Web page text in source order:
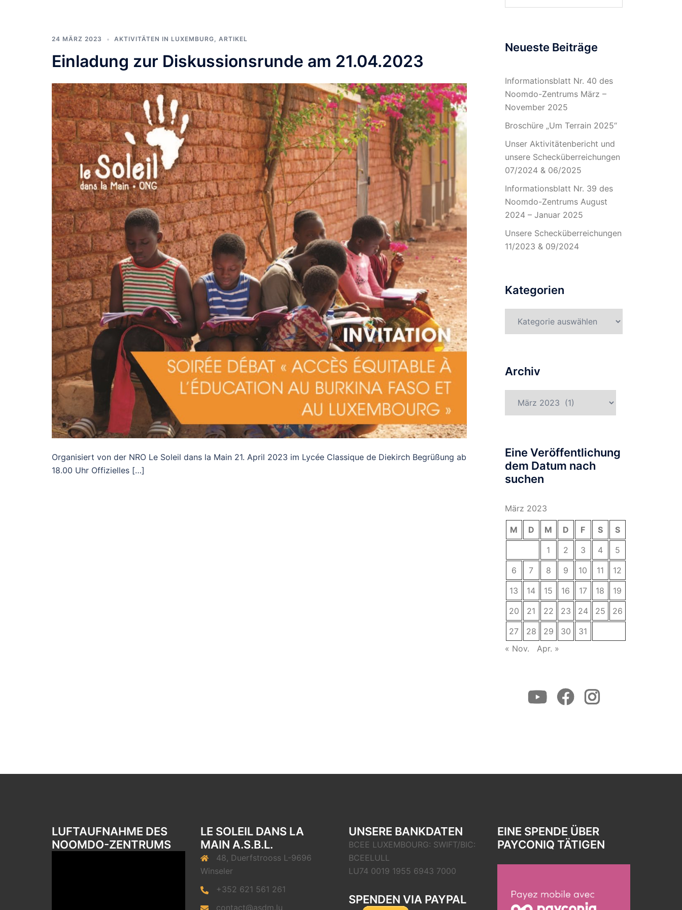
24 MÄRZ 2023 AKTIVITÄTEN IN LUXEMBURG, ARTIKEL
Einladung zur Diskussionsrunde am 21.04.2023
Organisiert von der NRO Le Soleil dans la Main 21. April 2023 im Lycée Classique de Diekirch Begrüßung ab
18.00 Uhr Offizielles […]
Neueste Beiträge
Informationsblatt Nr. 40 des
Noomdo-Zentrums März –
November 2025
Broschüre „Um Terrain 2025“
Unser Aktivitätenbericht und
unsere Schecküberreichungen
07/2024 & 06/2025
Informationsblatt Nr. 39 des
Noomdo-Zentrums August
2024 – Januar 2025
Unsere Schecküberreichungen
11/2023 & 09/2024
Kategorien
Archiv
Eine Veröffentlichung
dem Datum nach
suchen
März 2023
M D M D F S
S
1
2 3 4
5
6
7 8 9 10 11
12
13
14 15 16 17 18
19
20
21 22 23 24 25
26
27
28 29 30
31
« Nov.
Apr. »
YoutubeFacebookInstagram
LUFTAUFNAHME DES
NOOMDO-ZENTRUMS
LE SOLEIL DANS LA
MAIN A.S.B.L.
48, Duerfstrooss L-9696
Winseler
+352 621 561 261
contact@asdm.lu
UNSERE BANKDATEN
BCEE LUXEMBOURG: SWIFT/BIC:
BCEELULL
LU74 0019 1955 6943 7000
SPENDEN VIA PAYPAL
EINE SPENDE ÜBER
PAYCONIQ TÄTIGEN